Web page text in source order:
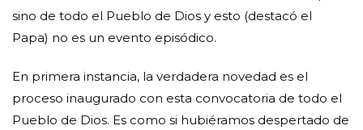
sino de todo el Pueblo de Dios y esto (destacó el
Papa) no es un evento episódico.
En primera instancia, la verdadera novedad es el
proceso inaugurado con esta convocatoria de todo el
Pueblo de Dios. Es como si hubiéramos despertado de